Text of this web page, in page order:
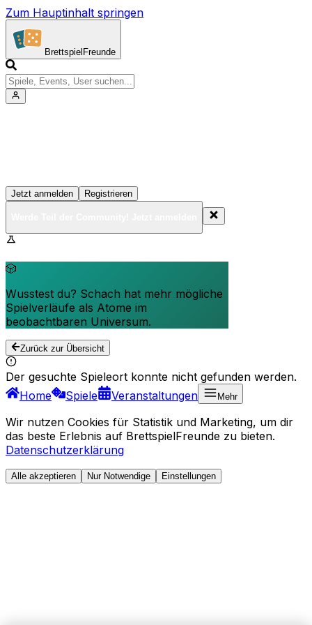
Zum Hauptinhalt springen
Brettspiel Freunde
Jetzt anmelden Registrieren
🎲
Wusstest du? Schach hat mehr mögliche
Spielverläufe als Atome im
beobachtbaren Universum.
Zurück zur Übersicht
Der gesuchte Spieleort konnte nicht gefunden werden.
Home
Spiele Veranstaltungen Mehr
Wir nutzen Cookies für Statistik und Marketing, um dir
das beste Erlebnis auf BrettspielFreunde zu bieten.
Datenschutzerklärung
Alle akzeptieren Nur Notwendige Einstellungen